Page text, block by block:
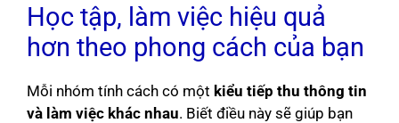
Học tập, làm việc hiệu quả
hơn theo phong cách của bạn
Mỗi nhóm tính cách có một kiểu tiếp thu thông tin
và làm việc khác nhau. Biết điều này sẽ giúp bạn